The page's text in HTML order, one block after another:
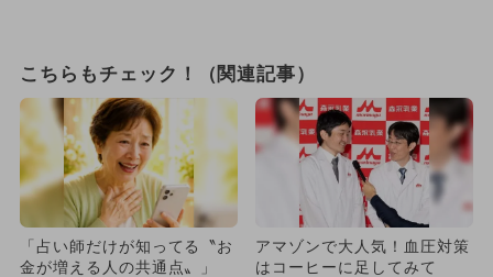
こちらもチェック！（関連記事）
「占い師だけが知ってる〝お
金が増える人の共通点〟」
アマゾンで大人気！血圧対策
はコーヒーに足してみて